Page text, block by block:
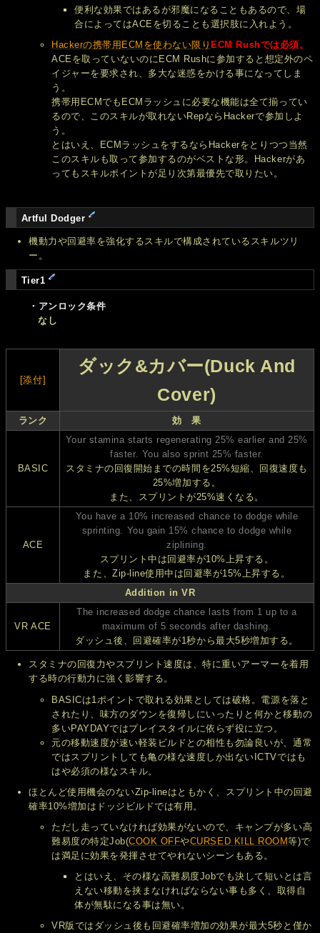
便利な効果ではあるが邪魔になることもあるので、場
合によってはACEを切ることも選択肢に入れよう。
Hackerの携帯用ECMを使わない限りECM Rushでは必須。
ACEを取っていないのにECM Rushに参加すると想定外のペ
イジャーを要求され、多大な迷惑をかける事になってしま
う。
携帯用ECMでもECMラッシュに必要な機能は全て揃ってい
るので、このスキルが取れないRepならHackerで参加しよ
う。
とはいえ、ECMラッシュをするならHackerをとりつつ当然
このスキルも取って参加するのがベストな形。Hackerがあ
ってもスキルポイントが足り次第最優先で取りたい。
Artful Dodger
機動力や回避率を強化するスキルで構成されているスキルツリ
ー。
Tier1
・アンロック条件
なし
[添付]
ダック&カバー(Duck And
Cover)
ランク 効 果
BASIC
Your stamina starts regenerating 25% earlier and 25%
faster. You also sprint 25% faster.
スタミナの回復開始までの時間を25%短縮、回復速度も
25%増加する。
また、スプリントが25%速くなる。
ACE
You have a 10% increased chance to dodge while
sprinting. You gain 15% chance to dodge while
ziplining.
スプリント中は回避率が10%上昇する。
また、Zip-line使用中は回避率が15%上昇する。
Addition in VR
VR ACE
The increased dodge chance lasts from 1 up to a
maximum of 5 seconds after dashing.
ダッシュ後、回避確率が1秒から最大5秒増加する。
スタミナの回復力やスプリント速度は、特に重いアーマーを着用
する時の行動力に強く影響する。
BASICは1ポイントで取れる効果としては破格。電源を落と
されたり、味方のダウンを復帰しにいったりと何かと移動の
多いPAYDAYではプレイスタイルに依らず役に立つ。
元の移動速度が速い軽装ビルドとの相性も勿論良いが、通常
ではスプリントしても亀の様な速度しか出ないICTVではも
はや必須の様なスキル。
ほとんど使用機会のないZip-lineはともかく、スプリント中の回避
確率10%増加はドッジビルドでは有用。
ただし走っていなければ効果がないので、キャンプが多い高
難易度の特定Job(COOK OFFやCURSED KILL ROOM等)で
は満足に効果を発揮させてやれないシーンもある。
とはいえ、その様な高難易度Jobでも決して短いとは言
えない移動を挟まなければならない事も多く、取得自
体が無駄になる事は無い。
VR版ではダッシュ後も回避確率増加の効果が最大5秒と僅か